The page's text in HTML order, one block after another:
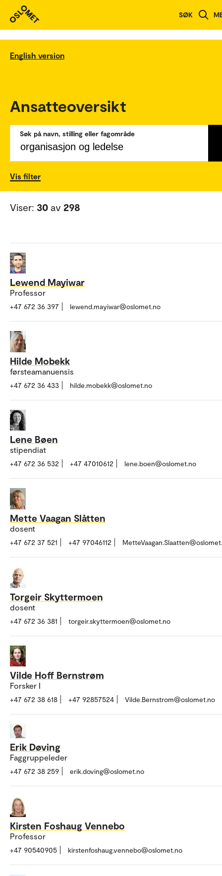
SØK
English version
Ansatteoversikt
Søk på navn, stilling eller fagområde
Vis filter
Viser: 30 av 298
Lewend Mayiwar
Professor
+47 672 36 397 lewend.mayiwar@oslomet.no
Hilde Mobekk
førsteamanuensis
+47 672 36 433 hilde.mobekk@oslomet.no
Lene Bøen
stipendiat
+47 672 36 532 +47 47010612 lene.boen@oslomet.no
Mette Vaagan Slåtten
dosent
+47 672 37 521 +47 97046112
Torgeir Skyttermoen
dosent
+47 672 36 381 torgeir.skyttermoen@oslomet.no
Vilde Hoff Bernstrøm
Forsker I
+47 672 38 618 +47 92857524 Vilde.Bernstrom@oslomet.no
Erik Døving
Faggruppeleder
+47 672 38 259 erik.doving@oslomet.no
Kirsten Foshaug Vennebo
Professor
+47 90540905 kirstenfoshaug.vennebo@oslomet.no